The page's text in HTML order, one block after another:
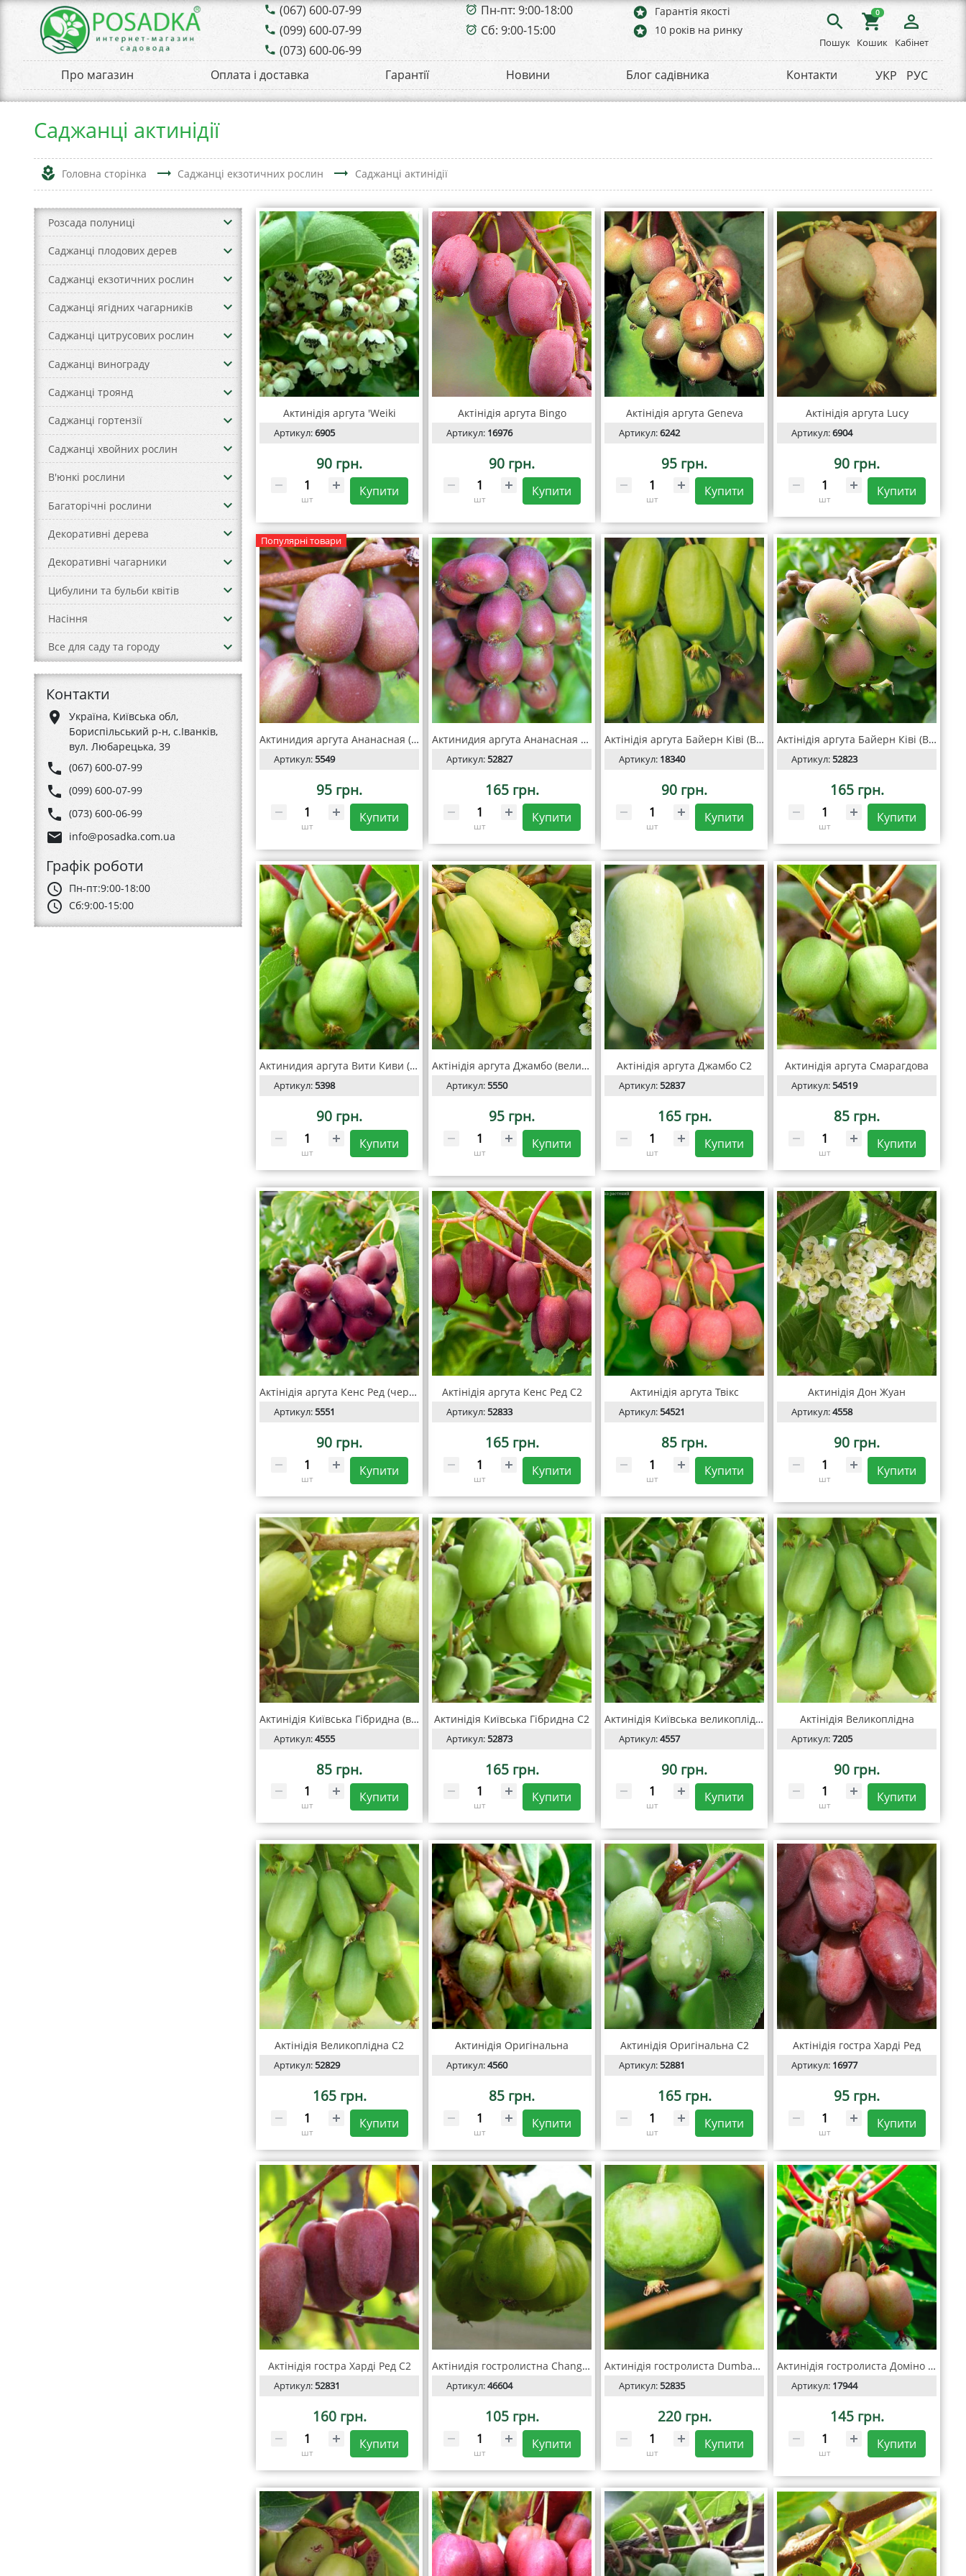
phone (067) 600-07-99
phone (099) 600-07-99
phone (073) 600-06-99
alarm_on Пн-пт: 9:00-18:00
alarm_on Сб: 9:00-15:00
stars Гарантія якості
stars 10 років на ринку search
Пошук
shopping_cart
0
Кошик
person_outline
Кабінет
Про магазин Оплата і доставка Гарантії Новини Блог садівника Контакти УКР РУС
Саджанці актинідії
local_florist Головна сторінка trending_flat Саджанці екзотичних рослин trending_flat Саджанці актинідії
Розсада полуниці keyboard_arrow_down
Саджанці плодових дерев keyboard_arrow_down
Саджанці екзотичних рослин keyboard_arrow_down
Саджанці ягідних чагарників keyboard_arrow_down
Саджанці цитрусових рослин keyboard_arrow_down
Саджанці винограду keyboard_arrow_down
Саджанці троянд keyboard_arrow_down
Саджанці гортензії keyboard_arrow_down
Саджанці хвойних рослин keyboard_arrow_down
В'юнкі рослини keyboard_arrow_down
Багаторічні рослини keyboard_arrow_down
Декоративні дерева keyboard_arrow_down
Декоративні чагарники keyboard_arrow_down
Цибулини та бульби квітів keyboard_arrow_down
Насіння keyboard_arrow_down
Все для саду та городу keyboard_arrow_down
Контакти
place
Україна, Київська обл,
Бориспільський р-н, с.Іванків,
вул. Любарецька, 39
phone (067) 600-07-99
phone (099) 600-07-99
phone (073) 600-06-99
email info@posadka.com.ua
Графік роботи
schedule Пн-пт:9:00-18:00
schedule Сб:9:00-15:00
Aктинідія аргута 'Weiki
Артикул:6905
90 грн.
шт
Купити
Актінідія аргута Bingo
Артикул: 16976
90 грн.
шт
Купити
Актінідія аргута Geneva
Артикул:6242
95 грн.
шт
Купити
Актінідія аргута Lucy
Артикул:6904
90 грн.
шт
Купити
Популярні товари
Актинидия аргута Ананасная (самоплодная)
Артикул:5549
95 грн.
шт
Купити
Актинидия аргута Ананасная С2
Артикул:52827
165 грн.
шт
Купити
Актінідія аргута Байерн Ківі (Bayern kiwi)
Артикул: 18340
90 грн.
шт
Купити
Актінідія аргута Байерн Ківі (Bayern kiwi) С2
Артикул:52823
165 грн.
шт
Купити
Актинидия аргута Вити Киви (Vitikiwi) (самоплодная)
Артикул:5398
90 грн.
шт
Купити
Актінідія аргута Джамбо (великоплідна)
Артикул:5550
95 грн.
шт
Купити
Актінідія аргута Джамбо С2
Артикул:52837
165 грн.
шт
Купити
Актинідія аргута Смарагдова
Артикул:54519
85 грн.
шт
Купити
Актінідія аргута Кенс Ред (червона м'якоть)
Артикул:5551
90 грн.
шт
Купити
Актінідія аргута Кенс Ред С2
Артикул:52833
165 грн.
шт
Купити
Актинідія аргута Твікс
Артикул:54521
85 грн.
шт
Купити
Актинідія Дон Жуан
Артикул:4558
90 грн.
шт
Купити
Актинідія Київська Гібридна (великоплідна)
Артикул:4555
85 грн.
шт
Купити
Актинідія Київська Гібридна С2
Артикул:52873
165 грн.
шт
Купити
Актинідія Київська великоплідна
Артикул:4557
90 грн.
шт
Купити
Актінідія Великоплідна
Артикул:7205
90 грн.
шт
Купити
Актінідія Великоплідна С2
Артикул:52829
165 грн.
шт
Купити
Актинідія Оригінальна
Артикул:4560
85 грн.
шт
Купити
Актинідія Оригінальна С2
Артикул:52881
165 грн.
шт
Купити
Актінідія гостра Харді Ред
Артикул: 16977
95 грн.
шт
Купити
Актінідія гостра Харді Ред С2
Артикул:52831
160 грн.
шт
Купити
Актінидія гостролистна Chang Bai Giant
Артикул:46604
105 грн.
шт
Купити
Актинідія гостролиста Dumbarton Oaks С2
Артикул:52835
220 грн.
шт
Купити
Актинідія гостролиста Доміно (Domino)
Артикул: 17944
145 грн.
шт
Купити